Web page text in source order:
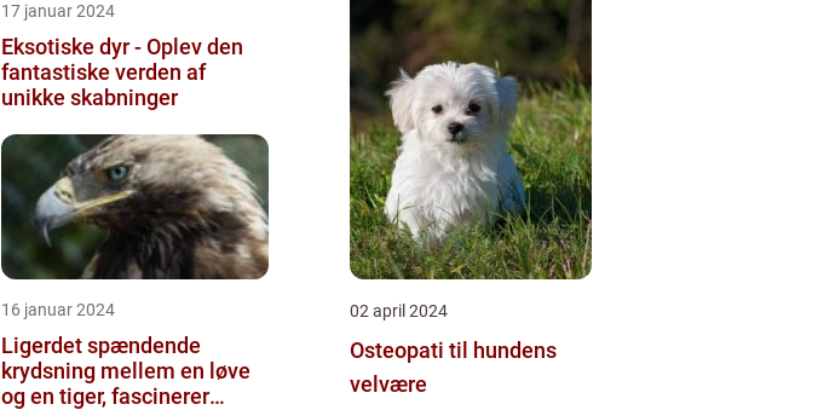
17 januar 2024
Eksotiske dyr - Oplev den
fantastiske verden af
unikke skabninger
16 januar 2024
Ligerdet spændende
krydsning mellem en løve
og en tiger, fascinerer
02 april 2024
Osteopati til hundens
velvære